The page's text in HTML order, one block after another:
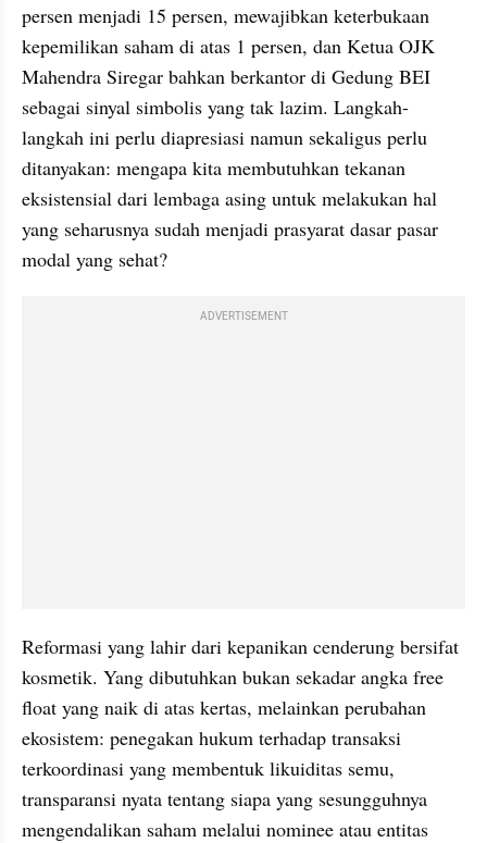
persen menjadi 15 persen, mewajibkan keterbukaan
kepemilikan saham di atas 1 persen, dan Ketua OJK
Mahendra Siregar bahkan berkantor di Gedung BEI
sebagai sinyal simbolis yang tak lazim. Langkah-
langkah ini perlu diapresiasi namun sekaligus perlu
ditanyakan: mengapa kita membutuhkan tekanan
eksistensial dari lembaga asing untuk melakukan hal
yang seharusnya sudah menjadi prasyarat dasar pasar
modal yang sehat?
ADVERTISEMENT
Reformasi yang lahir dari kepanikan cenderung bersifat
kosmetik. Yang dibutuhkan bukan sekadar angka free
float yang naik di atas kertas, melainkan perubahan
ekosistem: penegakan hukum terhadap transaksi
terkoordinasi yang membentuk likuiditas semu,
transparansi nyata tentang siapa yang sesungguhnya
mengendalikan saham melalui nominee atau entitas